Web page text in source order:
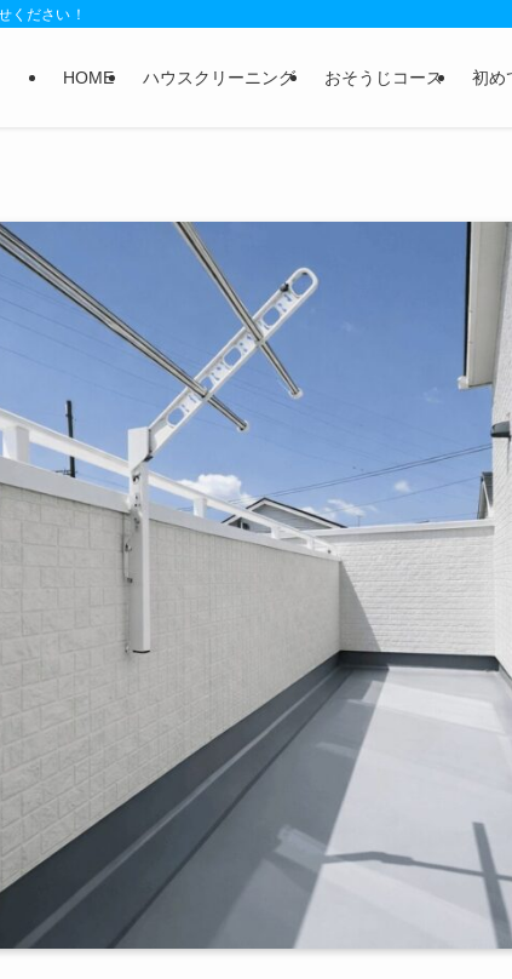
ください！
HOME ハウスクリーニング おそうじコース 初め